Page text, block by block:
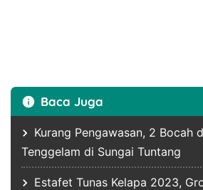
Baca Juga
Kurang Pengawasan, 2 Bocah
Tenggelam di Sungai Tuntang
Estafet Tunas Kelapa 2023,